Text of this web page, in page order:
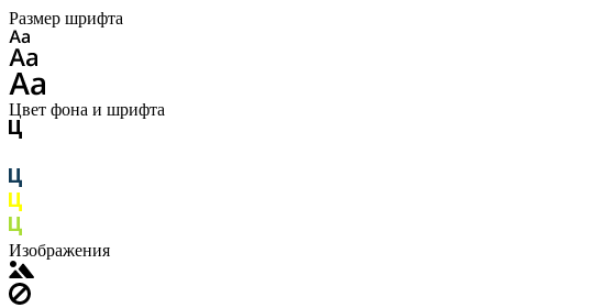
Размер шрифта
Цвет фона и шрифта
Изображения